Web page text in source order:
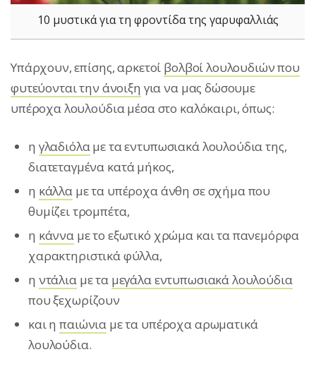
10 μυστικά για τη φροντίδα της γαρυφαλλιάς
Υπάρχουν, επίσης, αρκετοί βολβοί λουλουδιών που
φυτεύονται την άνοιξη για να μας δώσουμε
υπέροχα λουλούδια μέσα στο καλόκαιρι, όπως:
η γλαδιόλαμε τα εντυπωσιακά λουλούδια της,
διατεταγμένα κατά μήκος,
η κάλλαμε τα υπέροχα άνθη σε σχήμα που
θυμίζει τρομπέτα,
η κάνναμε το εξωτικό χρώμα και τα πανεμόρφα
χαρακτηριστικά φύλλα,
η ντάλιαμε τα μεγάλα εντυπωσιακά λουλούδια
που ξεχωρίζουν
και ηπαιώνια με τα υπέροχα αρωματικά
λουλούδια.